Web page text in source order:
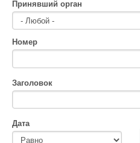
Принявший орган
Номер
Заголовок
Дата